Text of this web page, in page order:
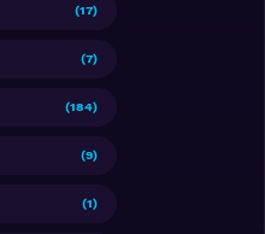
(17)
(7)
(184)
(9)
(1)